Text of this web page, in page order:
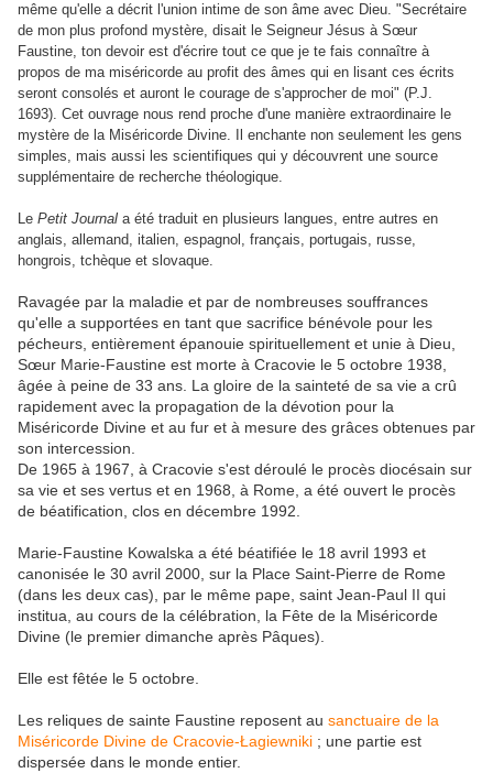
même qu'elle a décrit l'union intime de son âme avec Dieu. "Secrétaire
de mon plus profond mystère, disait le Seigneur Jésus à Sœur
Faustine, ton devoir est d'écrire tout ce que je te fais connaître à
propos de ma miséricorde au profit des âmes qui en lisant ces écrits
seront consolés et auront le courage de s'approcher de moi" (P.J.
1693). Cet ouvrage nous rend proche d'une manière extraordinaire le
mystère de la Miséricorde Divine. Il enchante non seulement les gens
simples, mais aussi les scientifiques qui y découvrent une source
supplémentaire de recherche théologique.
Le Petit Journal a été traduit en plusieurs langues, entre autres en
anglais, allemand, italien, espagnol, français, portugais, russe,
hongrois, tchèque et slovaque.
Ravagée par la maladie et par de nombreuses souffrances
qu'elle a supportées en tant que sacrifice bénévole pour les
pécheurs, entièrement épanouie spirituellement et unie à Dieu,
Sœur Marie-Faustine est morte à Cracovie le 5 octobre 1938,
âgée à peine de 33 ans. La gloire de la sainteté de sa vie a crû
rapidement avec la propagation de la dévotion pour la
Miséricorde Divine et au fur et à mesure des grâces obtenues par
son intercession.
De 1965 à 1967, à Cracovie s'est déroulé le procès diocésain sur
sa vie et ses vertus et en 1968, à Rome, a été ouvert le procès
de béatification, clos en décembre 1992.
Marie-Faustine Kowalska a été béatifiée le 18 avril 1993 et
canonisée le 30 avril 2000, sur la Place Saint-Pierre de Rome
(dans les deux cas), par le même pape, saint Jean-Paul II qui
institua, au cours de la célébration, la Fête de la Miséricorde
Divine (le premier dimanche après Pâques).
Elle est fêtée le 5 octobre.
Les reliques de sainte Faustine reposent au sanctuaire de la
Miséricorde Divine de Cracovie-Łagiewniki ; une partie est
dispersée dans le monde entier.